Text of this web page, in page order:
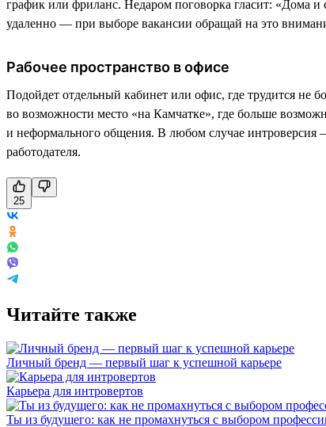
график или фриланс. Недаром поговорка гласит: «Дома
удаленно — при выборе вакансии обращай на это
Рабочее пространство в офисе
Подойдет отдельный кабинет или офис, где трудится не
во возможности место «на Камчатке», где больше
и неформального общения. В любом случае интроверсия
работодателя.
25
Читайте также
Личный бренд — первый шаг к успешной карьере
Карьера для интровертов
Ты из будущего: как не промахнуться с выбором